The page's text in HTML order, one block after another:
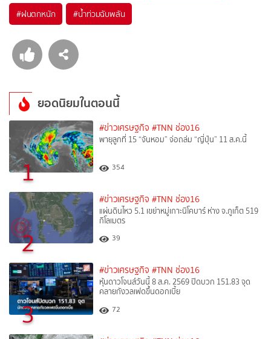
#ฝนตกหนัก #น้ำท่วมฉับพลัน
ยอดนิยมในตอนนี้
1
#ข่าวเศรษฐกิจ #TNN ช่อง16
พายุลูกที่ 15 “จันหอม” จ่อถล่ม “ญี่ปุ่น” 11 ส.ค.นี้
354
2
#ข่าวเศรษฐกิจ #TNN ช่อง16
แผ่นดินไหว 5.1 เขย่าหมู่เกาะนิโคบาร์ ห่าง จ.ภูเก็ต 519
กิโลเมตร
39
3
#ข่าวเศรษฐกิจ #TNN ช่อง16
หุ้นดาวโจนส์วันนี้ 8 ส.ค. 2569 ปิดบวก 151.83 จุด
คลายกังวลเฟดขึ้นดอกเบี้ย
72